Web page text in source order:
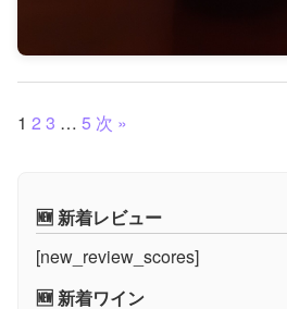
1 2 3 … 5 次 »
🆕 新着レビュー
[new_review_scores]
🆕 新着ワイン